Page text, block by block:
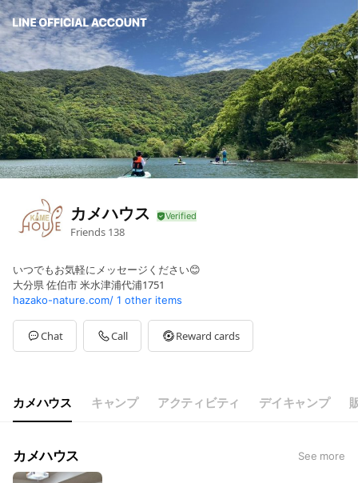
カメハウス
Friends 138
いつでもお気軽にメッセージください😊
大分県 佐伯市 米水津浦代浦1751
hazako-nature.com/ 1 other items
Chat Call Reward cards
カメハウス キャンプ アクティビティ デイキャンプ
カメハウス See more